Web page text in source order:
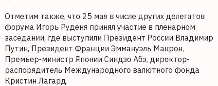
Отметим также, что 25 мая в числе других делегатов
форума Игорь Руденя принял участие в пленарном
заседании, где выступили Президент России Владимир
Путин, Президент Франции Эммануэль Макрон,
Премьер-министр Японии Синдзо Абэ, директор-
распорядитель Международного валютного фонда
Кристин Лагард.